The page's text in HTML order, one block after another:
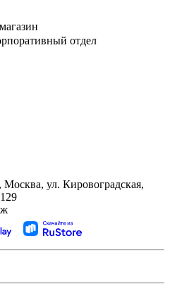
отдел
Москва, ул. Кировоградская,